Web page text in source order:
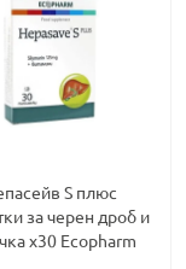
S плюс
за черен дроб и
х30 Ecopharm